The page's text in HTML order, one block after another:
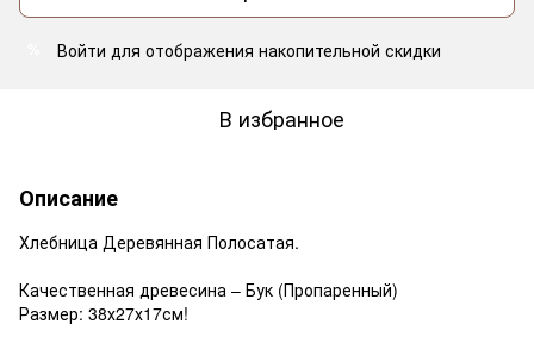
Войти для отображения накопительной скидки
В избранное
Описание
Хлебница Деревянная Полосатая.
Качественная древесина – Бук (Пропаренный)
Размер: 38х27х17см!